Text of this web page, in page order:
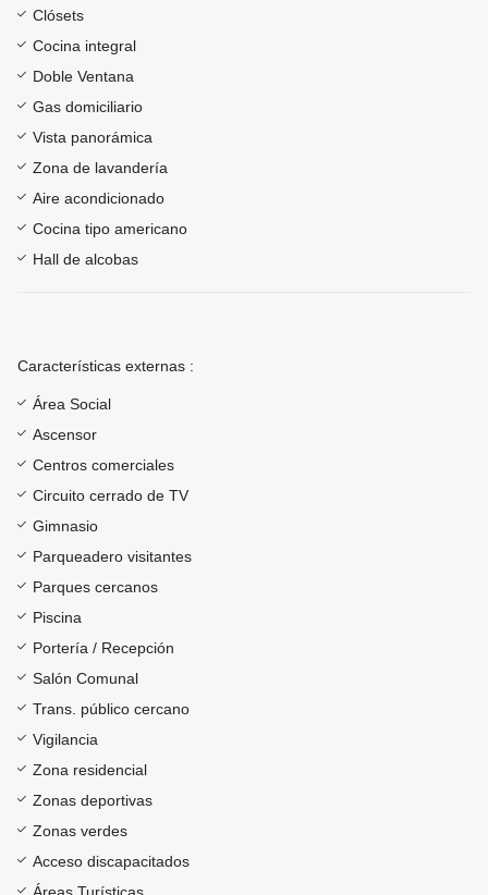
Clósets
Cocina integral
Doble Ventana
Gas domiciliario
Vista panorámica
Zona de lavandería
Aire acondicionado
Cocina tipo americano
Hall de alcobas
Características externas :
Área Social
Ascensor
Centros comerciales
Circuito cerrado de TV
Gimnasio
Parqueadero visitantes
Parques cercanos
Piscina
Portería / Recepción
Salón Comunal
Trans. público cercano
Vigilancia
Zona residencial
Zonas deportivas
Zonas verdes
Acceso discapacitados